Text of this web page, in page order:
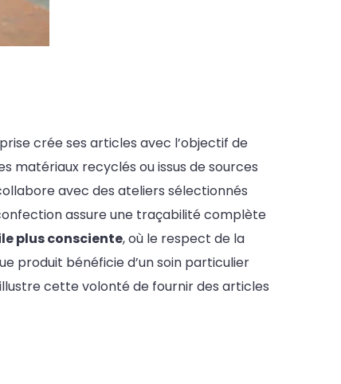
crée ses articles avec l’objectif de
matériaux recyclés ou issus de sources
avec des ateliers sélectionnés
assure une traçabilité complète
plus consciente, où le respect de la
produit bénéficie d’un soin particulier
cette volonté de fournir des articles